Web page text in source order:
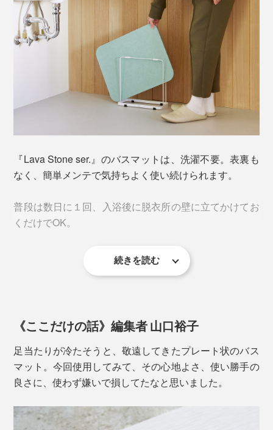
長年に渡り、珪藻土バスマットの生産実績を持つメーカ
ーが、それまでのノウハウを活かし、バスマットに欠か
せない吸水力・乾燥性・強度を、溶岩石で実現しまし
見た目や感触は、石というよりも「目の詰まった堅い
木」という感じ。よほどの衝撃を加えなければ、割れる
し向けの「コンパクトサイズ（本品）」の2種類。
吸水量は、試験体を25度の水に1分間浸漬。水から取り出し、1分間自然乾燥させ
算出。
実際にびしょ濡れの足でバスマットに乗ってみると、足
裏にバスマットが吸い付いて、水分がもぎ取られるよう
な感覚。
足跡に触れても、瞬時にさらさら。1分くらいで足跡も
吸着して、湿気の多い環境でも清潔を保ちます。
『Lava Stone ser.』のバスマットは、洗濯不要。表裏も
なく、簡単メンテで気持ちよく使い続けられます。
普段は数日に１回、入浴後に脱衣所の壁に立てかけてお
くだけでOK。
続きを読む
《ここだけの話》編集者 山口裕子
足当たりが冷たそうと、敬遠してきたプレート状のバス
マット。今回使用してみて、その心地よさ、使い勝手の
良さに、使わず嫌いで損してたなと思いました。